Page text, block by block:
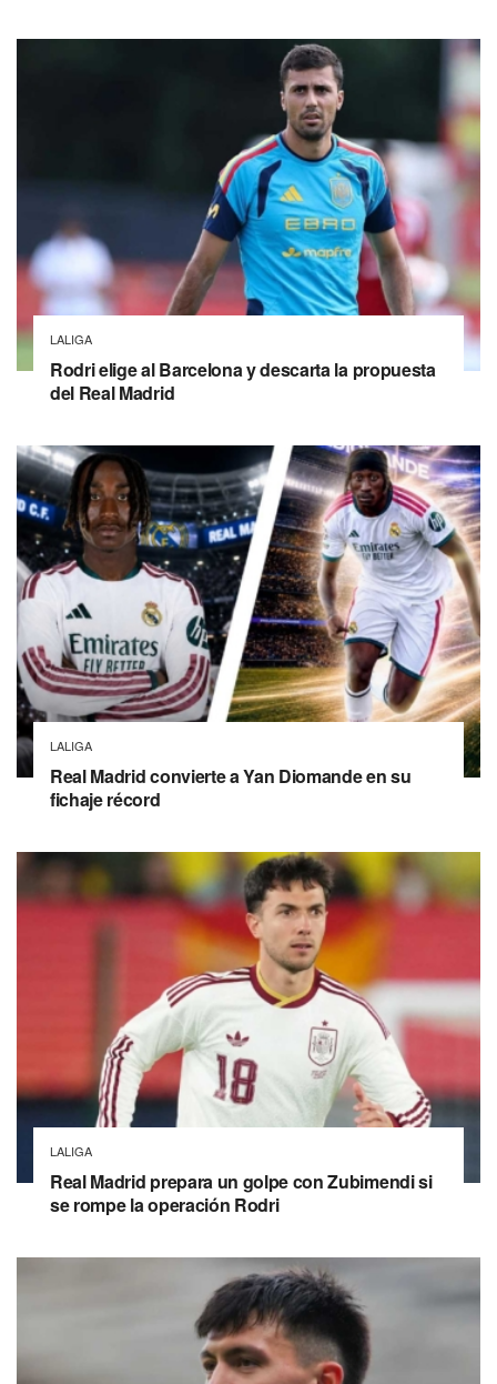
LALIGA
Rodri elige al Barcelona y descarta la propuesta
del Real Madrid
LALIGA
Real Madrid convierte a Yan Diomande en su
fichaje récord
LALIGA
Real Madrid prepara un golpe con Zubimendi si
se rompe la operación Rodri